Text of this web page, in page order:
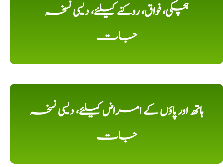
ہچکی، فواق، روکنے کیلئے، دیسی نسخہ
جات
ہاتھ اور پاؤں کے امراض کیلئے، دیسی نسخہ
جات